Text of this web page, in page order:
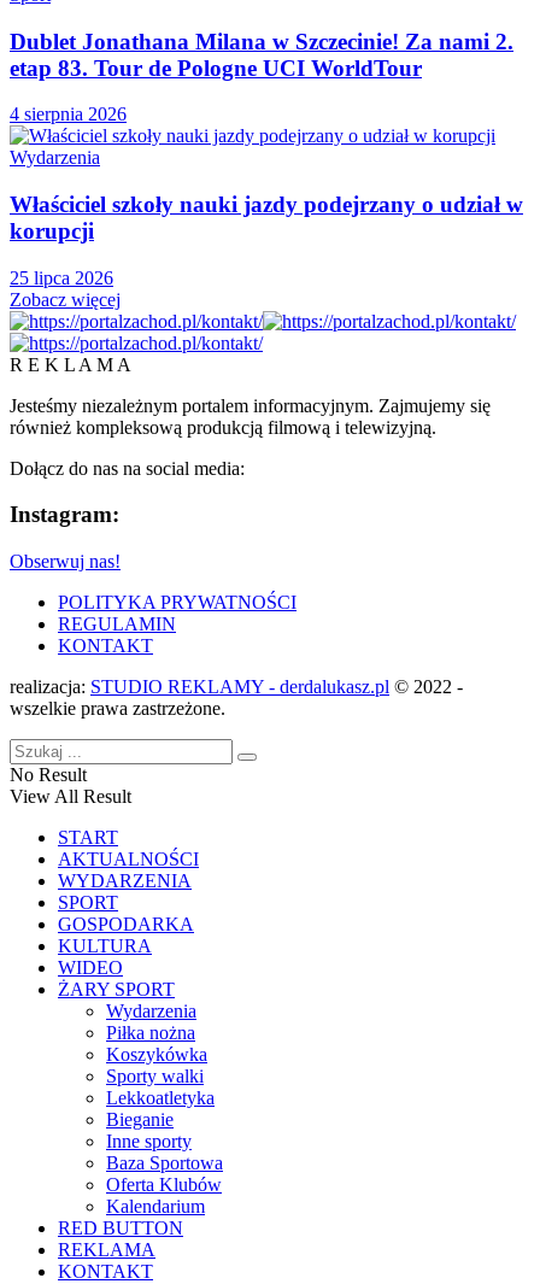
Dublet Jonathana Milana w Szczecinie! Za nami 2.
etap 83. Tour de Pologne UCI WorldTour
4 sierpnia 2026
Wydarzenia
Właściciel szkoły nauki jazdy podejrzany o udział w
korupcji
25 lipca 2026
Zobacz więcej
R E K L A M A
Jesteśmy niezależnym portalem informacyjnym. Zajmujemy się
również kompleksową produkcją filmową i telewizyjną.
Dołącz do nas na social media:
Instagram:
Obserwuj nas!
POLITYKA PRYWATNOŚCI
REGULAMIN
KONTAKT
realizacja: STUDIO REKLAMY - derdalukasz.pl © 2022 -
wszelkie prawa zastrzeżone.
No Result
View All Result
START
AKTUALNOŚCI
WYDARZENIA
SPORT
GOSPODARKA
KULTURA
WIDEO
ŻARY SPORT
Wydarzenia
Piłka nożna
Koszykówka
Sporty walki
Lekkoatletyka
Bieganie
Inne sporty
Baza Sportowa
Oferta Klubów
Kalendarium
RED BUTTON
REKLAMA
KONTAKT